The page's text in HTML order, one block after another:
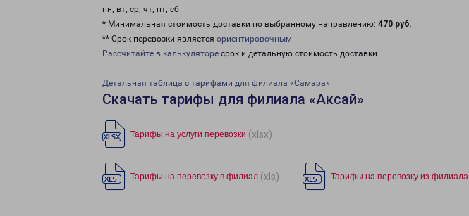
пн, вт, ср, чт, пт, сб
* Минимальная стоимость доставки по выбранному направлению: 470 руб.
** Срок перевозки является ориентировочным
Рассчитайте в калькуляторе срок и детальную стоимость доставки.
Детальная таблица с тарифами для филиала «Самара»
Скачать тарифы для филиала «Аксай»
Тарифы на услуги перевозки (xlsx)
Тарифы на перевозку в филиал (xls) Тарифы на перевозку из филиала